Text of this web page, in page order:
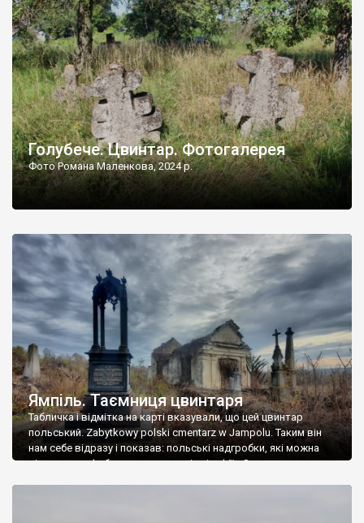
делікатес. На цвинтарі у Голубечому ціла колекція
різноманітних форм хрестів. Село відносно невелике, […]
Голубече. Цвинтар. Фотогалерея
Фото Романа Маленкова, 2024 р.
Ямпіль. Таємниця цвинтаря
Табличка і відмітка на карті вказували, що цей цвинтар
польський. Zabytkowy polski cmentarz w Jampolu. Таким він
нам себе відразу і показав: польські надгробки, які можна
віднести до фабричних, польські епітафії… Загалом цвинтар